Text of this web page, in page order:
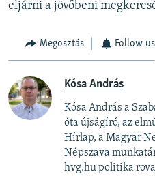
eljárni a jövőbeni
Megosztás Follow us
Kósa András
Kósa András a
óta újságíró, az
Hírlap, a Magyar
Népszava
hvg.hu politika